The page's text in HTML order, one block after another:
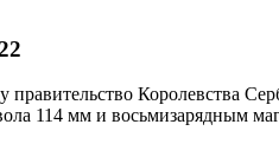
правительство Королевства
114 мм и восьмизарядным